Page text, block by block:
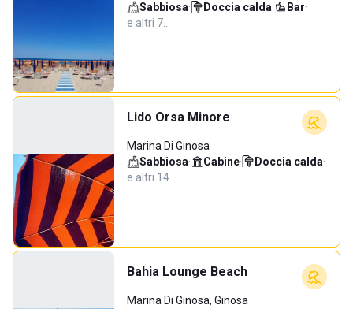
Sabbiosa· Doccia calda· Bar·
e altri 7…
Lido Orsa Minore
Marina Di Ginosa
Sabbiosa· Cabine· Doccia calda·
e altri 14…
Bahia Lounge Beach
Marina Di Ginosa, Ginosa